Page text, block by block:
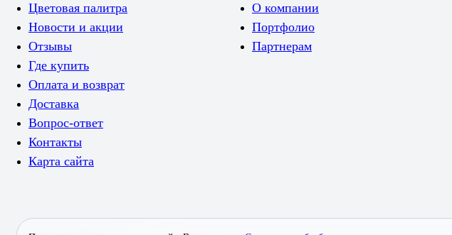
Цветовая палитра
Новости и акции
Отзывы
Где купить
Оплата и возврат
Доставка
Вопрос-ответ
Контакты
Карта сайта
О компании
Портфолио
Партнерам